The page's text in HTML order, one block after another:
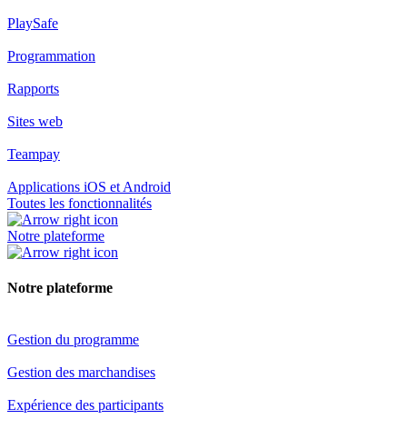
PlaySafe
Programmation
Rapports
Sites web
Teampay
Applications iOS et Android
Toutes les fonctionnalités
Notre plateforme
Notre plateforme
Gestion du programme
Gestion des marchandises
Expérience des participants